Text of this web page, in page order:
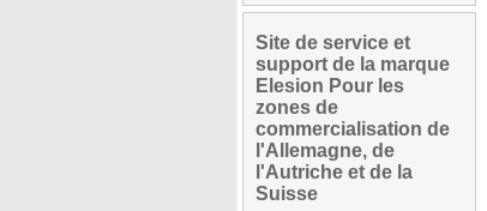
Site de service et
support de la marque
Elesion Pour les
zones de
commercialisation de
l'Allemagne, de
l'Autriche et de la
Suisse